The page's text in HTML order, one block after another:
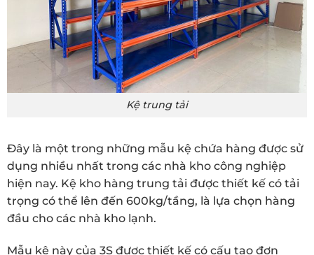
Kệ trung tải
Đây là một trong những mẫu kệ chứa hàng được sử
dụng nhiều nhất trong các nhà kho công nghiệp
hiện nay. Kệ kho hàng trung tải được thiết kế có tải
trọng có thể lên đến 600kg/tầng, là lựa chọn hàng
đầu cho các nhà kho lạnh.
Mẫu kệ này của 3S được thiết kế có cấu tạo đơn